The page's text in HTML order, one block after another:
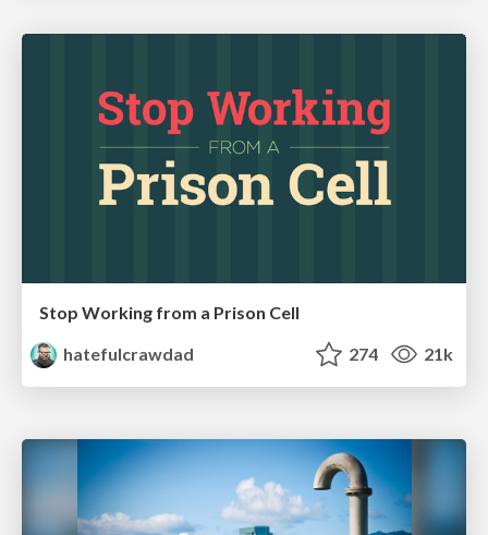
Stop Working from a Prison Cell
hatefulcrawdad
274 21k